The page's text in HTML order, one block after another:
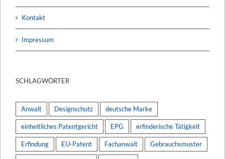
Kontakt
Impressum
SCHLAGWÖRTER
Anwalt Designschutz deutsche Marke
einheitliches Patentgericht EPG erfinderische Tätigkeit
Erfindung EU-Patent Fachanwalt Gebrauchsmuster